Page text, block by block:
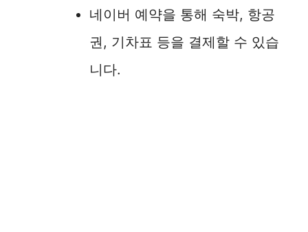
네이버 예약을 통해 숙박, 항공
권, 기차표 등을 결제할 수 있습
니다.